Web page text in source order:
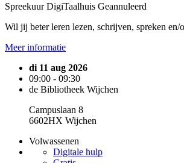
Spreekuur DigiTaalhuis Geannuleerd
Wil jij beter leren lezen, schrijven, spreken
Meer informatie
di 11 aug 2026
09:00 - 09:30
de Bibliotheek Wijchen
Campuslaan 8
6602HX Wijchen
Volwassenen
Digitale hulp